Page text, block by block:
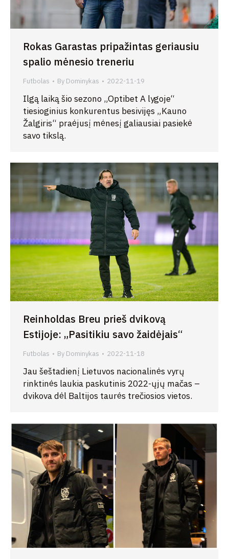
Rokas Garastas pripažintas geriausiu
spalio mėnesio treneriu
Futbolas By Dominykas 2022-11-19
Ilgą laiką šio sezono „Optibet A lygoje“
tiesioginius konkurentus besivijęs „Kauno
Žalgiris“ praėjusį mėnesį galiausiai pasiekė
savo tikslą.
Reinholdas Breu prieš dvikovą
Estijoje: „Pasitikiu savo žaidėjais“
Futbolas By Dominykas 2022-11-18
Jau šeštadienį Lietuvos nacionalinės vyrų
rinktinės laukia paskutinis 2022-ųjų mačas –
dvikova dėl Baltijos taurės trečiosios vietos.